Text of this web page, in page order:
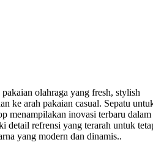
olahraga yang fresh, stylish
ke arah pakaian casual. Sepatu
menampilakan inovasi terbaru dalam
detail refrensi yang terarah untuk
yang modern dan dinamis..